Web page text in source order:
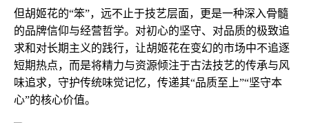
但胡姬花的“笨”，远不止于技艺层面，更是一种深入骨髓
的品牌信仰与经营哲学。对初心的坚守、对品质的极致追
求和对长期主义的践行，让胡姬花在变幻的市场中不追逐
短期热点，而是将精力与资源倾注于古法技艺的传承与风
味追求，守护传统味觉记忆，传递其“品质至上”“坚守本
心”的核心价值。